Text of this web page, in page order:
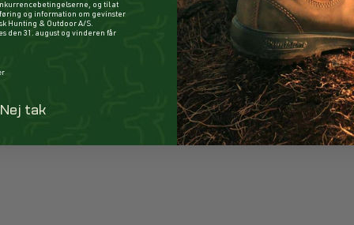
og til at
og information om gevinster
Hunting & Outdoor A/S.
den 31. august og vinderen får
Nej tak